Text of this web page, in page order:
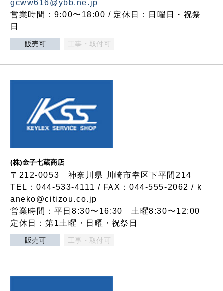
gcww616@ybb.ne.jp
営業時間：9:00〜18:00 / 定休日：日曜日・祝祭
日
販売可 工事・取付可
(株)金子七蔵商店
〒212-0053 神奈川県 川崎市幸区下平間214
TEL：044-533-4111 / FAX：044-555-2062 / k
aneko@citizou.co.jp
営業時間：平日8:30〜16:30 土曜8:30〜12:00
定休日：第1土曜・日曜・祝祭日
販売可 工事・取付可